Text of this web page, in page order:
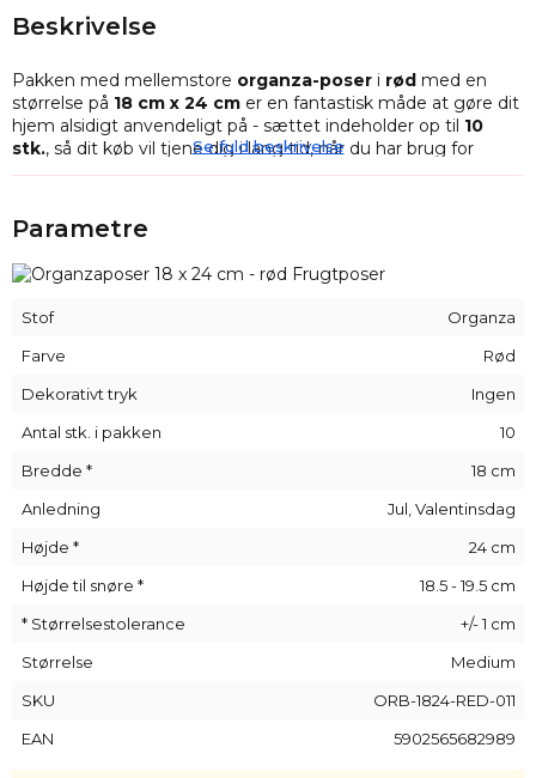
Beskrivelse
Pakken med mellemstore organza-poser i rød med en
størrelse på 18 cm x 24 cm er en fantastisk måde at gøre dit
hjem alsidigt anvendeligt på - sættet indeholder op til 10
stk., så dit køb vil tjene dig i lang tid, når du har brug for
ekstra plads til ting.
souvenirs som slik, kosmetik og parfume elegant ind, de kan
forhindrer også, at dine dyrebare smykker bliver væk - kort
deres anvendelsesmuligheder begrænses kun af din fantasi!
Vi kan også lave trykte poser ved at tilføje dit logo direkte på
Se fuld beskrivelse
Parametre
Stof
Organza
Farve
Rød
Dekorativt tryk
Ingen
Antal stk. i pakken
10
Bredde *
18 cm
Anledning
Jul, Valentinsdag
Højde *
24 cm
Højde til snøre *
18.5 - 19.5 cm
* Størrelsestolerance
+/- 1 cm
Størrelse
Medium
SKU
ORB-1824-RED-011
EAN
5902565682989